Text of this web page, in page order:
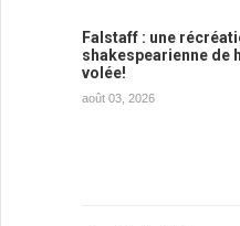
Falstaff : une
shakespearienne de
volée!
août 03, 2026